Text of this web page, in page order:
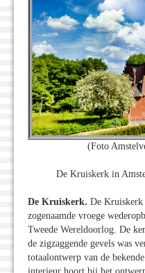
(Foto
De Kruiskerk in
De Kruiskerk. De Kruiskerk
zogenaamde vroege
Tweede Wereldoorlog. De
de zigzaggende gevels was
totaalontwerp van de